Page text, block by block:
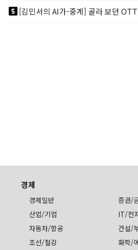
looks_5
경제
경제일반
증권/
산업/기업
IT/전
자동차/항공
건설/
조선/철강
화학/